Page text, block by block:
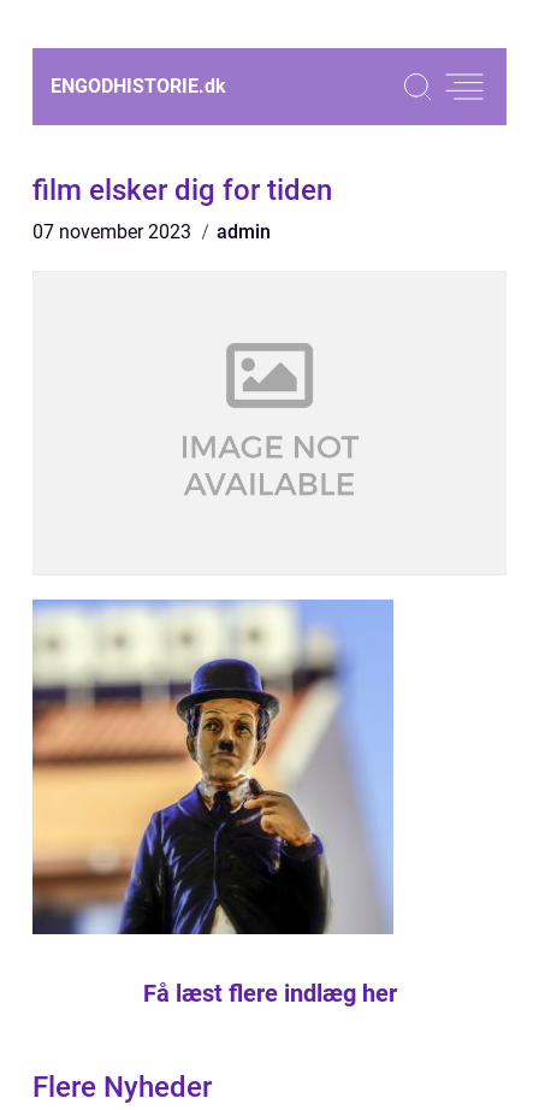
ENGODHISTORIE.dk
film elsker dig for tiden
07 november 2023 admin
Få læst flere indlæg her
Flere Nyheder